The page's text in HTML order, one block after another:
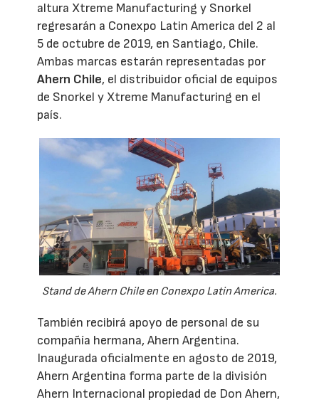
altura Xtreme Manufacturing y Snorkel
regresarán a Conexpo Latin America del 2 al
5 de octubre de 2019, en Santiago, Chile.
Ambas marcas estarán representadas por
Ahern Chile, el distribuidor oficial de equipos
de Snorkel y Xtreme Manufacturing en el
país.
Stand de Ahern Chile en Conexpo Latin America.
También recibirá apoyo de personal de su
compañía hermana, Ahern Argentina.
Inaugurada oficialmente en agosto de 2019,
Ahern Argentina forma parte de la división
Ahern Internacional propiedad de Don Ahern,